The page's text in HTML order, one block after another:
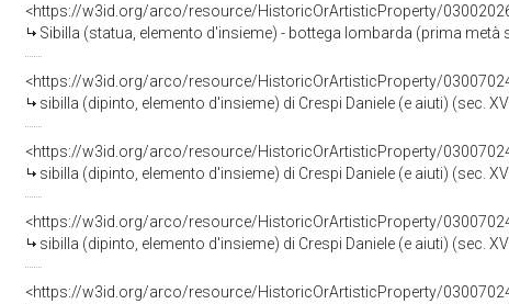
<https://w3id.org/arco/resource/HistoricOrArtisticProperty/
Sibilla (statua, elemento d'insieme) - bottega lombarda (prima metà
<https://w3id.org/arco/resource/HistoricOrArtisticProperty/
sibilla (dipinto, elemento d'insieme) di Crespi Daniele (e aiuti) (sec.
<https://w3id.org/arco/resource/HistoricOrArtisticProperty/
sibilla (dipinto, elemento d'insieme) di Crespi Daniele (e aiuti) (sec.
<https://w3id.org/arco/resource/HistoricOrArtisticProperty/
sibilla (dipinto, elemento d'insieme) di Crespi Daniele (e aiuti) (sec.
<https://w3id.org/arco/resource/HistoricOrArtisticProperty/